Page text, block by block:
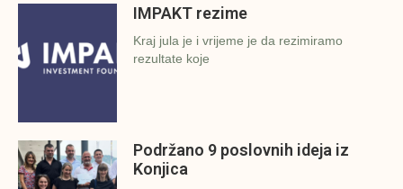
IMPAKT rezime
Kraj jula je i vrijeme je da rezimiramo
rezultate koje
Podržano 9 poslovnih ideja iz
Konjica